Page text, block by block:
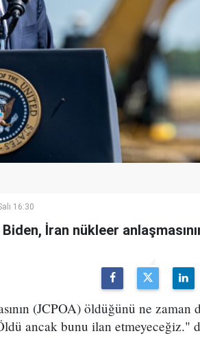
16:30
İran nükleer
(JCPOA) öldüğünü ne
ancak bunu ilan etmeyeceğiz."